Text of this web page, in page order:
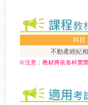
科目
不動產經紀
※注意： 教材將依各科實